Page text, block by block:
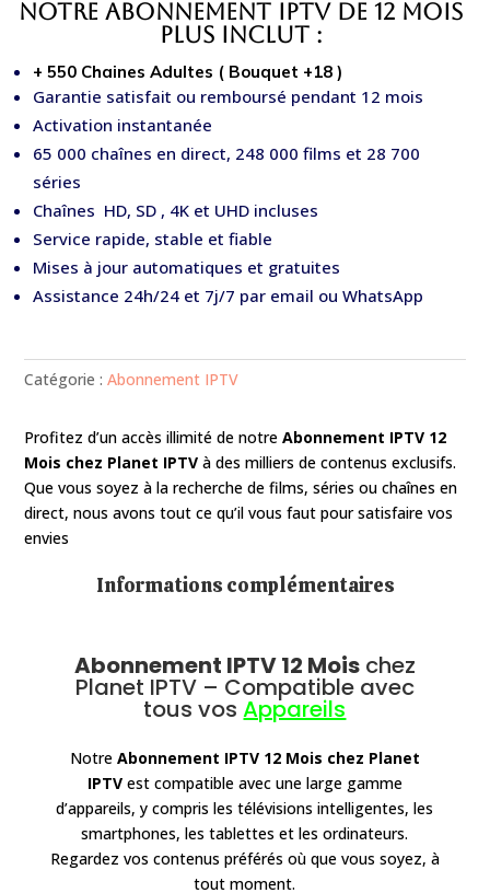
Notre abonnement IPTV de 12 mois
Plus inclut :
+ 550 Chaines Adultes ( Bouquet +18 )
Garantie satisfait ou remboursé pendant 12 mois
Activation instantanée
65 000 chaînes en direct, 248 000 films et 28 700
séries
Chaînes HD, SD , 4K et UHD incluses
Service rapide, stable et fiable
Mises à jour automatiques et gratuites
Assistance 24h/24 et 7j/7 par email ou WhatsApp
Catégorie :Abonnement IPTV
Profitez d’un accès illimité de notreAbonnement IPTV 12
Mois chez Planet IPTV à des milliers de contenus exclusifs.
Que vous soyez à la recherche de films, séries ou chaînes en
direct, nous avons tout ce qu’il vous faut pour satisfaire vos
envies
Informations complémentaires
Abonnement IPTV 12 Moischez
Planet IPTV– Compatible avec
tous vos Appareils
Notre Abonnement IPTV 12 Mois chez Planet
IPTVest compatible avec une large gamme
d’appareils, y compris les télévisions intelligentes, les
smartphones, les tablettes et les ordinateurs.
Regardez vos contenus préférés où que vous soyez, à
tout moment.